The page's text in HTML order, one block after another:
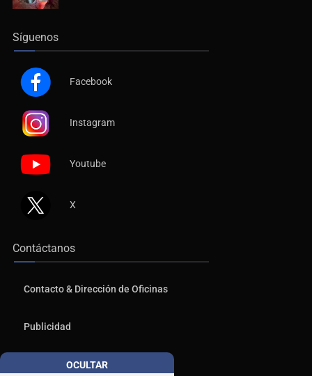
Síguenos
Facebook
Instagram
Youtube
X
Contáctanos
Contacto & Dirección de Oficinas
Publicidad
Aviso de Privacidad
OCULTAR